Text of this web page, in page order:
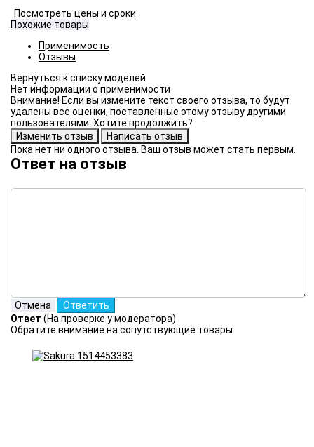
Посмотреть цены и сроки
Похожие товары
Применимость
Отзывы
Нет информации о применимости
Внимание! Если вы измените текст своего отзыва, то будут
удалены все оценки, поставленные этому отзыву другими
пользователями. Хотите продолжить?
Пока нет ни одного отзыва. Ваш отзыв может стать первым.
Ответ на отзыв
Ответ (На проверке у модератора)
Обратите внимание на сопутствующие товары: